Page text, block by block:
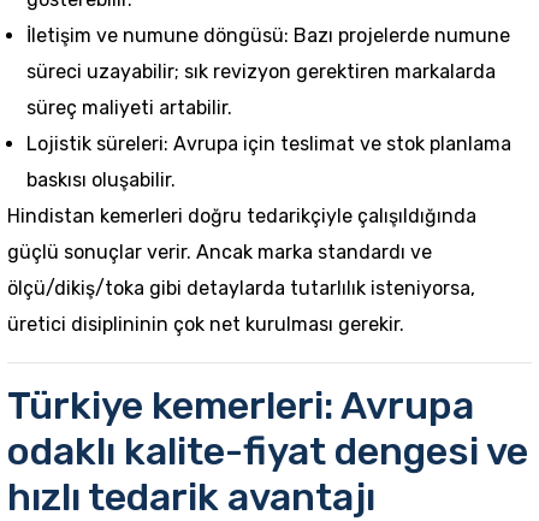
İletişim ve numune döngüsü: Bazı projelerde numune
süreci uzayabilir; sık revizyon gerektiren markalarda
süreç maliyeti artabilir.
Lojistik süreleri: Avrupa için teslimat ve stok planlama
baskısı oluşabilir.
Hindistan kemerleri doğru tedarikçiyle çalışıldığında
güçlü sonuçlar verir. Ancak marka standardı ve
ölçü/dikiş/toka gibi detaylarda tutarlılık isteniyorsa,
üretici disiplininin çok net kurulması gerekir.
Türkiye kemerleri: Avrupa
odaklı kalite-fiyat dengesi ve
hızlı tedarik avantajı